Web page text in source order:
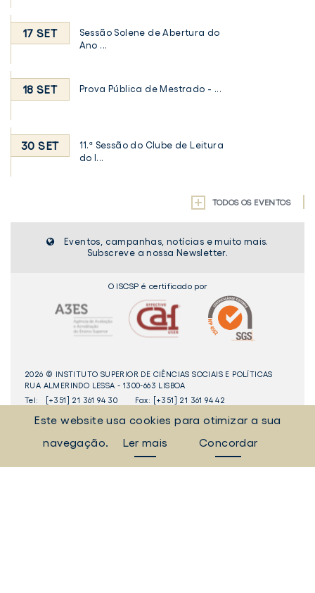
17 SET
Sessão Solene de Abertura do
Ano ...
18 SET Prova Pública de Mestrado - ...
30 SET
11.ª Sessão do Clube de Leitura
do I...
TODOS OS EVENTOS
Eventos, campanhas, notícias e muito mais.
Subscreve a nossa Newsletter.
O ISCSP é certificado por
2026 © INSTITUTO SUPERIOR DE CIÊNCIAS SOCIAIS E POLÍTICAS
RUA ALMERINDO LESSA - 1300-663 LISBOA
Tel:
[+351] 21 361 94 30 Fax: [+351] 21 361 94 42
LINKEDININSTAGAMFACEBOOK
YOUTUBE
Este website usa cookies para otimizar a sua
navegação.
Ler mais Concordar